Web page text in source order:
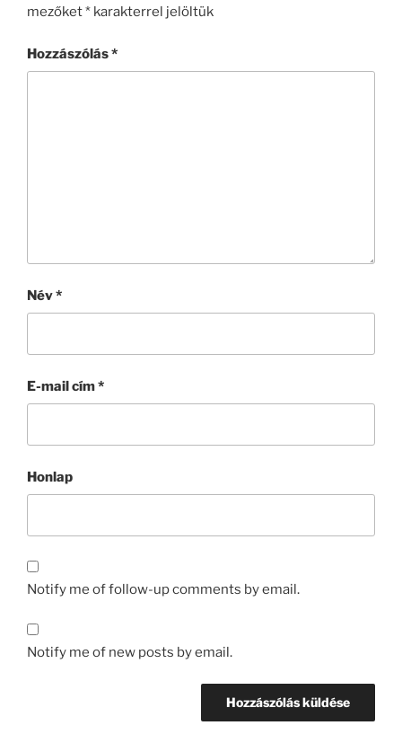
mezőket* karakterrel jelöltük
Hozzászólás*
Név*
E-mail cím*
Honlap
Notify me of follow-up comments by email.
Notify me of new posts by email.